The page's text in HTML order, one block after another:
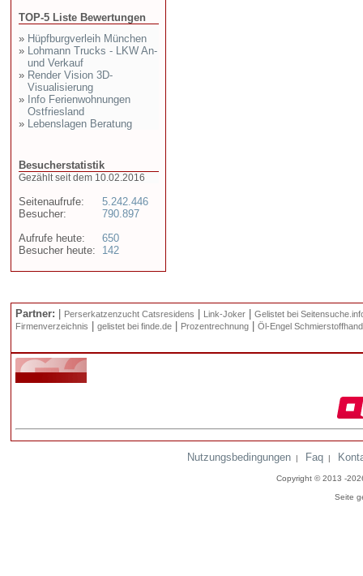
TOP-5 Liste Bewertungen
» Hüpfburgverleih München
» Lohmann Trucks - LKW An-
und Verkauf
» Render Vision 3D-
Visualisierung
» Info Ferienwohnungen
Ostfriesland
» Lebenslagen Beratung
Besucherstatistik
Gezählt seit dem 10.02.2016
Seitenaufrufe:
Besucher:
Aufrufe heute:
Besucher heute:
5.242.446
790.897
650
142
Partner: Perserkatzenzucht Catsresidens Link-Joker
Gelistet bei
Firmenverzeichnis
gelistet bei finde.de Prozentrechnung Öl-Engel
Nutzungsbedingungen | Faq |
Copyright © 2013 -
Seite